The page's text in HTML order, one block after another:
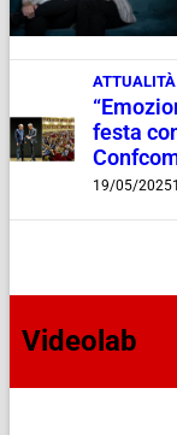
ATTUALITÀ
festa
19/05/2025
Videolab